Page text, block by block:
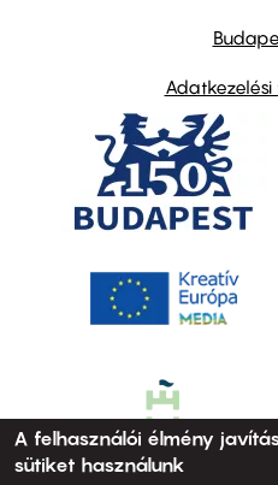
A felhasználói élmény
sütiket használunk